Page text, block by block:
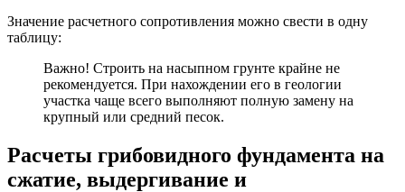
Значение расчетного сопротивления можно свести в одну
таблицу:
Важно! Строить на насыпном грунте крайне не
рекомендуется. При нахождении его в геологии
участка чаще всего выполняют полную замену на
крупный или средний песок.
Расчеты грибовидного фундамента на
сжатие, выдергивание и